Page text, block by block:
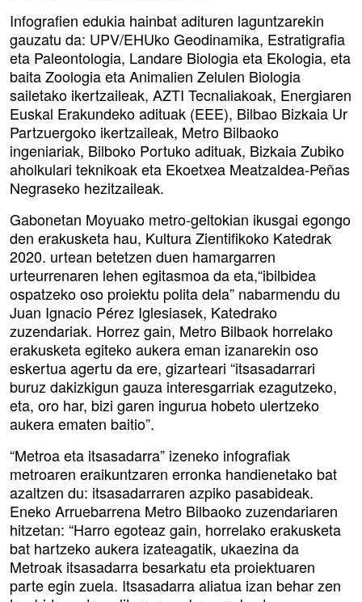
Infografien edukia hainbat adituren laguntzarekin
gauzatu da: UPV/EHUko Geodinamika, Estratigrafia
eta Paleontologia, Landare Biologia eta Ekologia, eta
baita Zoologia eta Animalien Zelulen Biologia
sailetako ikertzaileak, AZTI Tecnaliakoak, Energiaren
Euskal Erakundeko adituak (EEE), Bilbao Bizkaia Ur
Partzuergoko ikertzaileak, Metro Bilbaoko
ingeniariak, Bilboko Portuko adituak, Bizkaia Zubiko
aholkulari teknikoak eta Ekoetxea Meatzaldea-Peñas
Negraseko hezitzaileak.
Gabonetan Moyuako metro-geltokian ikusgai egongo
den erakusketa hau, Kultura Zientifikoko Katedrak
2020. urtean betetzen duen hamargarren
urteurrenaren lehen egitasmoa da eta,“ibilbidea
ospatzeko oso proiektu polita dela” nabarmendu du
Juan Ignacio Pérez Iglesiasek, Katedrako
zuzendariak. Horrez gain, Metro Bilbaok horrelako
erakusketa egiteko aukera eman izanarekin oso
eskertua agertu da ere, gizarteari “itsasadarrari
buruz dakizkigun gauza interesgarriak ezagutzeko,
eta, oro har, bizi garen ingurua hobeto ulertzeko
aukera ematen baitio”.
“Metroa eta itsasadarra” izeneko infografiak
metroaren eraikuntzaren erronka handienetako bat
azaltzen du: itsasadarraren azpiko pasabideak.
Eneko Arruebarrena Metro Bilbaoko zuzendariaren
hitzetan: “Harro egoteaz gain, horrelako erakusketa
bat hartzeko aukera izateagatik, ukaezina da
Metroak itsasadarra besarkatu eta proiektuaren
parte egin zuela. Itsasadarra aliatua izan behar zen